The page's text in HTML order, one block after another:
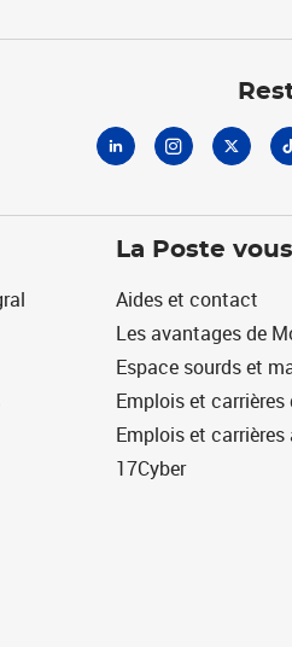
La Poste
Aides et contact
Les avantages de
Espace sourds et
Emplois et
Emplois et
17Cyber